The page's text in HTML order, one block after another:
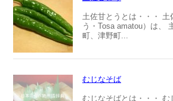
土佐甘とうとは・・・ 土
う・Tosa amatou）は、
町、津野町...
むじなそば
むじなそばとは・・・ む